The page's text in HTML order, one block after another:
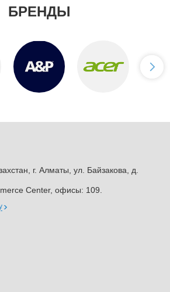
БРЕНДЫ
г. Алматы, ул. Байзакова, д.
Center, офисы: 109.